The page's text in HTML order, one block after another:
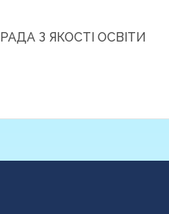
РАДА З ЯКОСТІ ОСВІТИ